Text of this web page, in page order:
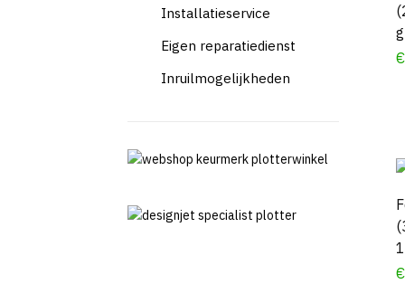
€
€
Installatieservice
Eigen reparatiedienst
Inruilmogelijkheden